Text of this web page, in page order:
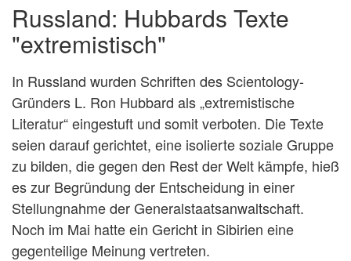
Russland: Hubbards Texte
"extremistisch"
In Russland wurden Schriften des Scientology-
Gründers L. Ron Hubbard als „extremistische
Literatur“ eingestuft und somit verboten. Die Texte
seien darauf gerichtet, eine isolierte soziale Gruppe
zu bilden, die gegen den Rest der Welt kämpfe, hieß
es zur Begründung der Entscheidung in einer
Stellungnahme der Generalstaatsanwaltschaft.
Noch im Mai hatte ein Gericht in Sibirien eine
gegenteilige Meinung vertreten.